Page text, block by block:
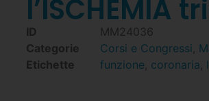
l’ISCHEMIA
ID
MM24036
Categorie
Corsi e Congressi,
Etichette
funzione, coronaria,